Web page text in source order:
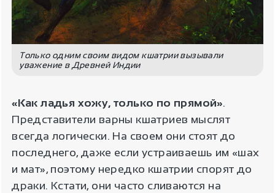
Только одним своим видом кшатрии вызывали
уважение в Древней Индии
«Как ладья хожу, только по прямой».
Представители варны кшатриев мыслят
всегда логически. На своем они стоят до
последнего, даже если устраиваешь им «шах
и мат», поэтому нередко кшатрии спорят до
драки. Кстати, они часто сливаются на